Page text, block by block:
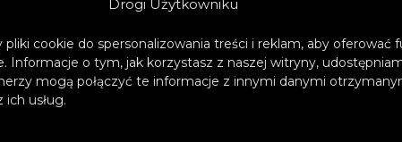
Drogi Użytkowniku
cookie do spersonalizowania treści i reklam, aby oferować
Informacje o tym, jak korzystasz z naszej witryny,
mogą połączyć te informacje z innymi danymi
usług.
o potrzebie bliskości i o tym, jak trudno w
i wzajemna ciekawość.